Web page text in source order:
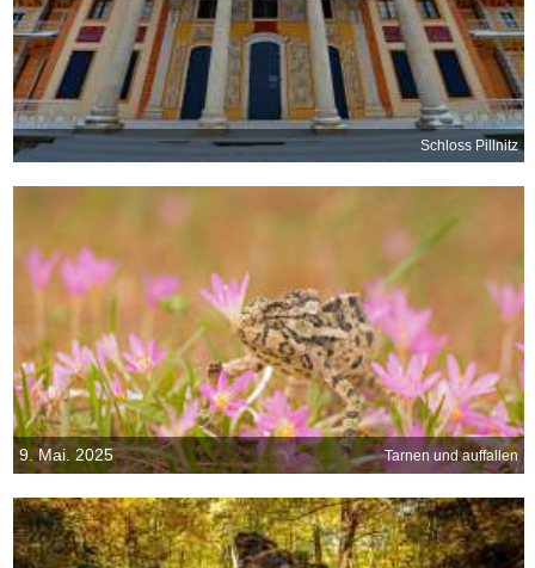
Schloss Pillnitz
9. Mai. 2025 Tarnen und auffallen